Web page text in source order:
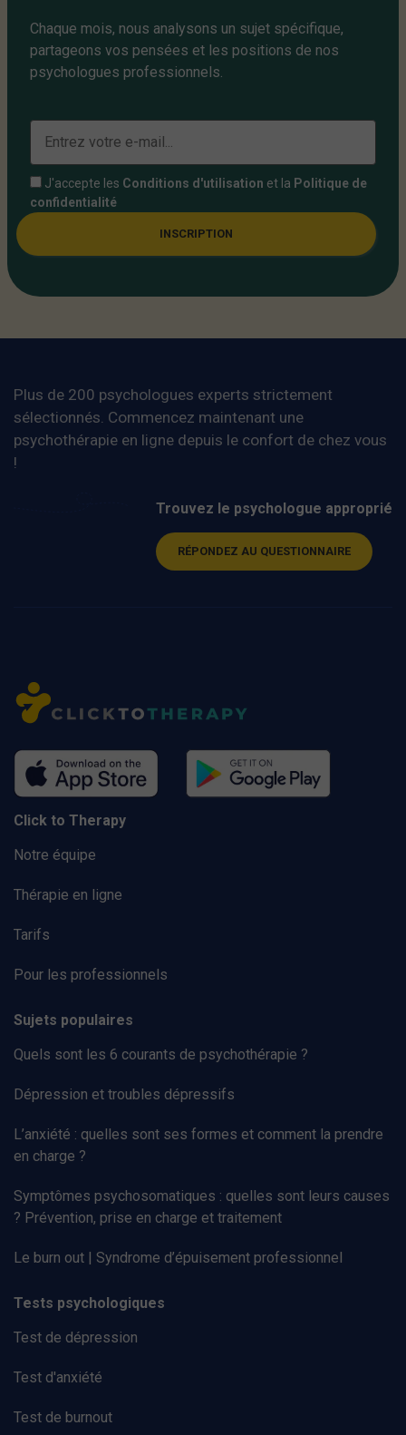
Chaque mois, nous analysons un sujet spécifique,
partageons vos pensées et les positions de nos
psychologues professionnels.
J'accepte les Conditions d'utilisation et la Politique de
confidentialité
INSCRIPTION
Plus de 200 psychologues experts strictement
sélectionnés. Commencez maintenant une
psychothérapie en ligne depuis le confort de chez vous
!
Trouvez le psychologue approprié
RÉPONDEZ AU QUESTIONNAIRE
Click to Therapy
Notre équipe
Thérapie en ligne
Tarifs
Pour les professionnels
Sujets populaires
Quels sont les 6 courants de psychothérapie ?
Dépression et troubles dépressifs
L’anxiété : quelles sont ses formes et comment la prendre
en charge ?
Symptômes psychosomatiques : quelles sont leurs causes
? Prévention, prise en charge et traitement
Le burn out | Syndrome d’épuisement professionnel
Tests psychologiques
Test de dépression
Test d'anxiété
Test de burnout